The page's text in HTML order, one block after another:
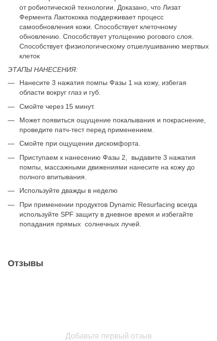
от робиотической технологии. Доказано, что Лизат
Фермента Лактококка поддерживает процесс
самообновления кожи. Способствует клеточному
обновлению. Способствует утолщению рогового слоя.
Способствует физиологическому отшелушиванию мертвых
клеток
ЭТАПЫ НАНЕСЕНИЯ:
Нанесите 3 нажатия помпы Фазы 1 на кожу, избегая
области вокруг глаз и губ.
Смойте через 15 минут.
Может появиться ощущение покалывания и покраснение,
проведите патч-тест перед применением.
Смойте при ощущении дискомфорта.
Приступаем к нанесению Фазы 2, выдавите 3 нажатия
помпы, массажными движениями нанесите на кожу до
полного впитывания.
Используйте дважды в неделю
При применении продуктов Dynamic Resurfacing всегда
используйте SPF защиту в дневное время и избегайте
попадания прямых солнечных лучей.
Отзывы
Добавьте первый отзыв